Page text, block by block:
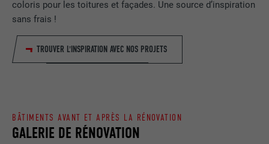
coloris pour les toitures et façades. Une source d’inspiration
sans frais !
TROUVER L'INSPIRATION AVEC NOS PROJETS
GALERIE DE RÉNOVATION
BÂTIMENTS AVANT ET APRÈS LA RÉNOVATION
NOM
FOURNISSEUR Google Optimize
EXPIRATION 90 jours
contient aucun élément d'identification.
UTILITÉ
Enregistre la langue choisie par
Session
Utilisé par LinkedIn lorsqu'un site